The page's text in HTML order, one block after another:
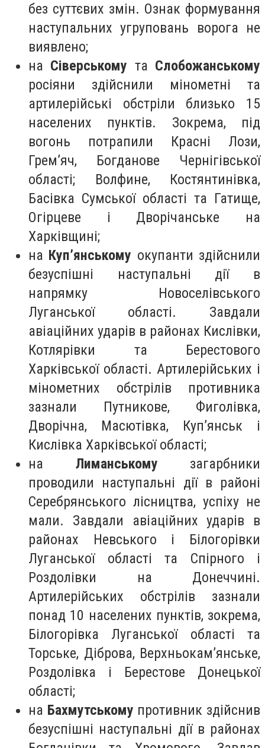
без суттєвих змін. Ознак формування
наступальних угруповань ворога не
виявлено;
на Сіверському та Слобожанському
росіяни здійснили мінометні та
артилерійські обстріли близько 15
населених пунктів. Зокрема, під
вогонь потрапили Красні Лози,
Грем’яч, Богданове Чернігівської
області; Волфине, Костянтинівка,
Басівка Сумської області та Гатище,
Огірцеве і Дворічанське на
Харківщині;
на Куп’янському окупанти здійснили
безуспішні наступальні дії в
напрямку Новоселівського
Луганської області. Завдали
авіаційних ударів в районах Кислівки,
Котлярівки та Берестового
Харківської області. Артилерійських і
мінометних обстрілів противника
зазнали Путникове, Фиголівка,
Дворічна, Масютівка, Куп’янськ і
Кислівка Харківської області;
на Лиманському загарбники
проводили наступальні дії в районі
Серебрянського лісництва, успіху не
мали. Завдали авіаційних ударів в
районах Невського і Білогорівки
Луганської області та Спірного і
Роздолівки на Донеччині.
Артилерійських обстрілів зазнали
понад 10 населених пунктів, зокрема,
Білогорівка Луганської області та
Торське, Діброва, Верхньокам’янське,
Роздолівка і Берестове Донецької
області;
на Бахмутському противник здійснив
безуспішні наступальні дії в районах